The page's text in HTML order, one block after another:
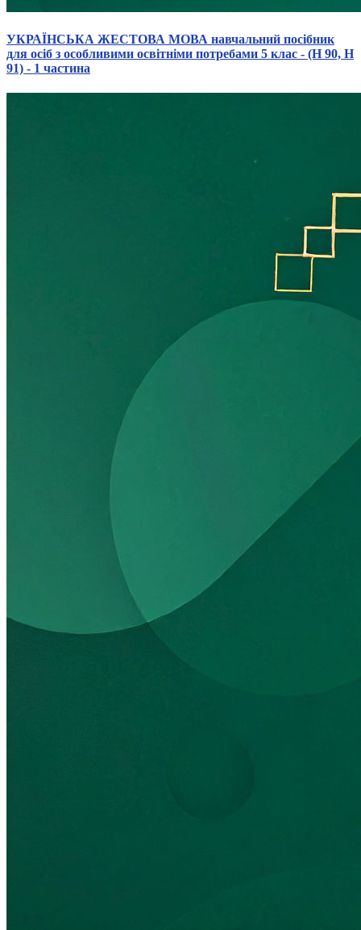
УКРАЇНСЬКА ЖЕСТОВА МОВА навчальний посібник
для осіб з особливими освітніми потребами 5 клас - (Н 90, Н
91) - 1 частина